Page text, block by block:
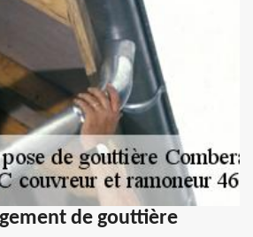
de gouttière